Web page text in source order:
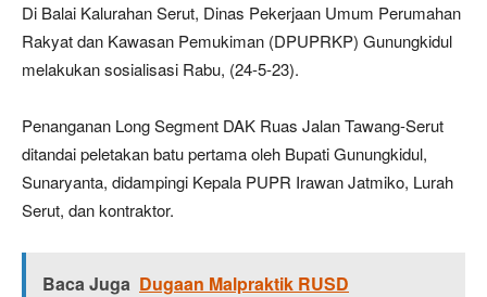
Di Balai Kalurahan Serut, Dinas Pekerjaan Umum Perumahan
Rakyat dan Kawasan Pemukiman (DPUPRKP) Gunungkidul
melakukan sosialisasi Rabu, (24-5-23).
Penanganan Long Segment DAK Ruas Jalan Tawang-Serut
ditandai peletakan batu pertama oleh Bupati Gunungkidul,
Sunaryanta, didampingi Kepala PUPR Irawan Jatmiko, Lurah
Serut, dan kontraktor.
Baca Juga Dugaan Malpraktik RUSD